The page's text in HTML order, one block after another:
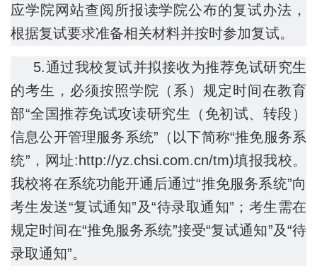
应学院网站查阅所报读学院公布的复试办法，
根据复试要求准备相关材料并按时参加复试。
5.通过我校复试并拟接收为推荐免试研究生
的考生，必须按照学院（系）规定时间在教育
部“全国推荐免试攻读研究生（免初试、转段）
信息公开管理服务系统”（以下简称“推免服务系
统”，网址:http://yz.chsi.com.cn/tm)填报我校。
我校将在系统功能开通后通过“推免服务系统”向
考生发送“复试通知”及“待录取通知”；考生需在
规定时间在“推免服务系统”接受“复试通知”及“待
录取通知”。